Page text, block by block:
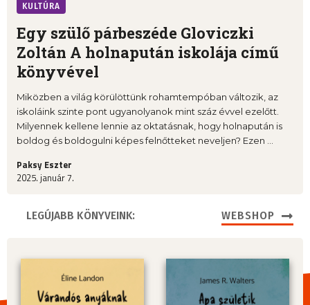
KULTÚRA
Egy szülő párbeszéde Gloviczki
Zoltán A holnapután iskolája című
könyvével
Miközben a világ körülöttünk rohamtempóban változik, az
iskoláink szinte pont ugyanolyanok mint száz évvel ezelőtt.
Milyennek kellene lennie az oktatásnak, hogy holnapután is
boldog és boldogulni képes felnőtteket neveljen? Ezen ...
Paksy Eszter
2025. január 7.
LEGÚJABB KÖNYVEINK: WEBSHOP